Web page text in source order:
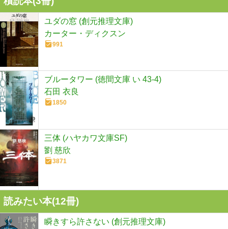
ユダの窓 (創元推理文庫)
カーター・ディクスン
991
ブルータワー (徳間文庫 い 43-4)
石田 衣良
1850
三体 (ハヤカワ文庫SF)
劉 慈欣
3871
読みたい本(12冊)
瞬きすら許さない (創元推理文庫)